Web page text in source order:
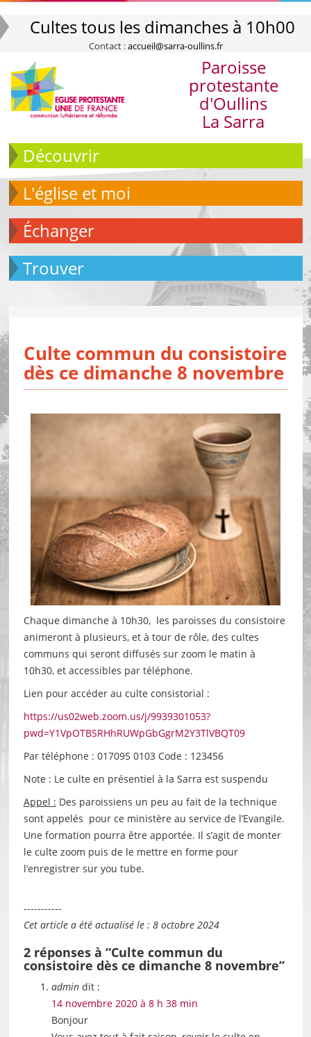
Cultes tous les dimanches à 10h00
Contact :accueil@sarra-oullins.fr
Paroisse
protestante
d'Oullins
La Sarra
Découvrir
L'église et moi
échanger
Trouver
Culte commun du consistoire
dès ce dimanche 8 novembre
Chaque dimanche à 10h30, les paroisses du consistoire
animeront à plusieurs, et à tour de rôle, des cultes
communs qui seront diffusés sur zoom le matin à
10h30, et accessibles par téléphone.
Lien pour accéder au culte consistorial :
https://us02web.zoom.us/j/9939301053?
pwd=Y1VpOTBSRHhRUWpGbGgrM2Y3TlVBQT09
Par téléphone : 017095 0103 Code : 123456
Note : Le culte en présentiel à la Sarra est suspendu
Appel : Des paroissiens un peu au fait de la technique
sont appelés pour ce ministère au service de l’Evangile.
Une formation pourra être apportée. Il s’agit de monter
le culte zoom puis de le mettre en forme pour
l’enregistrer sur you tube.
-----------
Cet article a été actualisé le : 8 octobre 2024
2 réponses à “Culte commun du
consistoire dès ce dimanche 8 novembre”
admin dit :
14 novembre 2020 à 8 h 38 min
Bonjour